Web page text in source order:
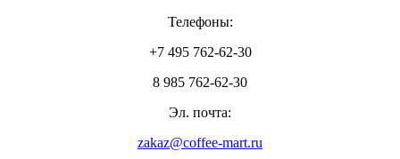
Телефоны:
+7 495 762-62-30
8 985 762-62-30
Эл. почта:
zakaz@coffee-mart.ru